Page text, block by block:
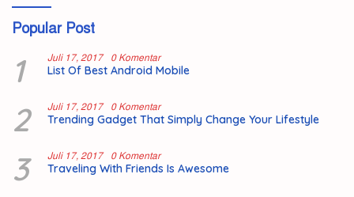
Popular Post
1 Juli 17, 2017 0 Komentar
List Of Best Android Mobile
2 Juli 17, 2017 0 Komentar
Trending Gadget That Simply Change Your Lifestyle
3 Juli 17, 2017 0 Komentar
Traveling With Friends Is Awesome